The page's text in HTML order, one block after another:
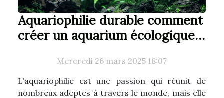
Aquariophilie durable comment
créer un aquarium écologique
poissons heureux et une
empreinte réduite
Mercredi 26 mars 2025 18:07
L'aquariophilie est une passion qui réunit de
nombreux adeptes à travers le monde, mais elle